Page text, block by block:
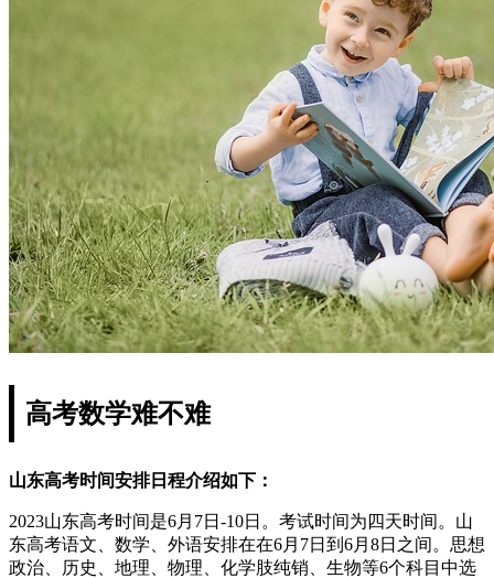
高考数学难不难
山东高考时间安排日程介绍如下：
2023山东高考时间是6月7日-10日。考试时间为四天时间。山
东高考语文、数学、外语安排在在6月7日到6月8日之间。思想
政治、历史、地理、物理、化学肢纯销、生物等6个科目中选